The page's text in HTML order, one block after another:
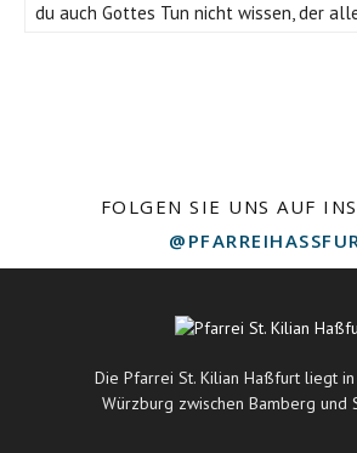
du auch Gottes Tun nicht wissen, der
FOLGEN SIE UNS AUF
Die Pfarrei St. Kilian Haßfurt liegt
Würzburg zwischen Bamberg und